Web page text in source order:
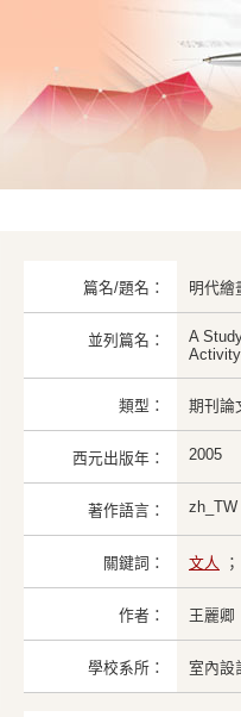
篇名/題名： 明代繪
並列篇名：
A
類型： 期刊論
西元出版年： 2005
著作語言： zh_TW
關鍵詞： 文人
作者： 王麗卿
學校系所： 室內設